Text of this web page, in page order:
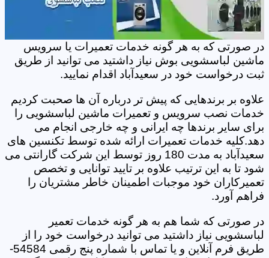
در صورتی که به هر گونه خدمات تعمیرات یا سرویس
ماشین لباسشویی بوش نیاز داشتید می توانید از طریق
ثبت درخواست خود در سعیدآباد اقدام نمایید.
علاوه بر برندهایی که پیش تر درباره آن ها صحبت کردیم
خدمات نصب سرویس و تعمیرات ماشین لباسشویی را
برای سایر برندها چه ایرانی و چه خارجی انجام می
دهد.کلیه خدمات تعمیرات ارائه شده توسط تکنسین های
سعیدآباد به مدت 180 روز توسط این شرکت گارانتی می
شود تا به این ترتیب علاوه بر تایید توانایی و تخصص
تعمیرکاران خود موجبات اطمینان خاطر مشتریان را
فراهم آورد.
در صورتی که شما هم به هر گونه خدمات تعمیر
لباسشویی نیاز داشتید می توانید درخواست خود را از
طریق فرم آنلاین و یا تماس با شماره پنج رقمی 54584-